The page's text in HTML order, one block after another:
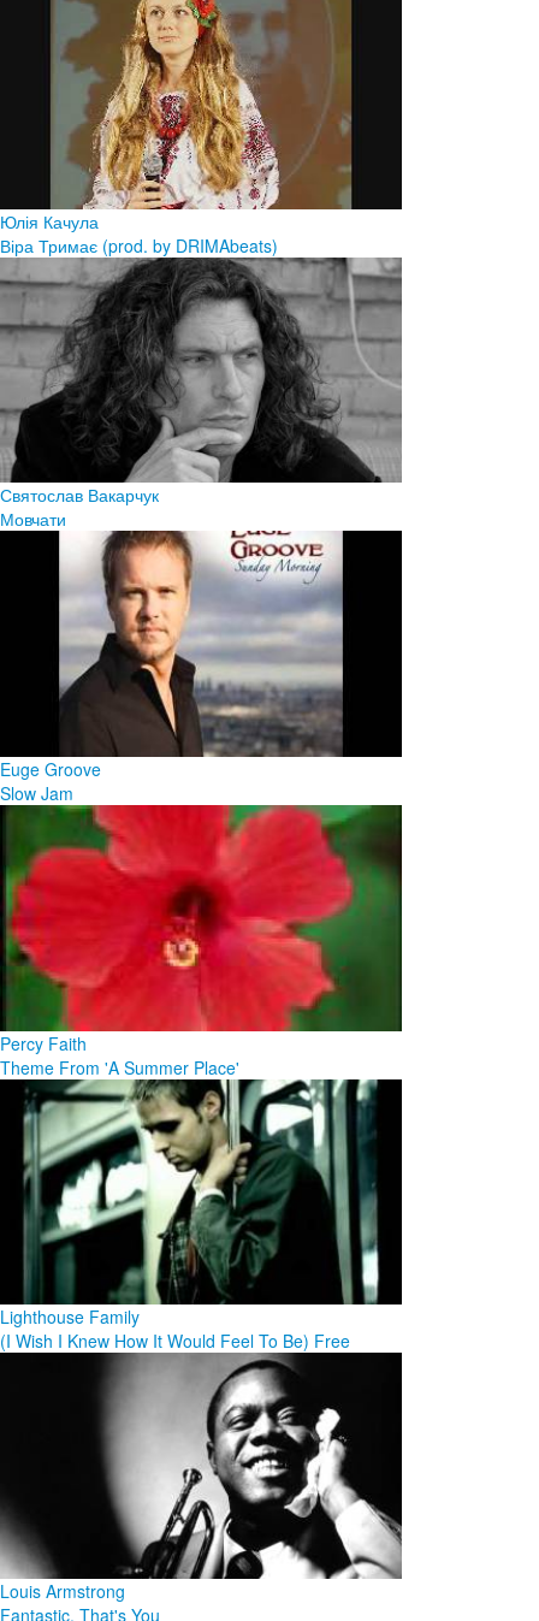
Юлія Качула
Віра Тримає (prod. by DRIMAbeats)
Святослав Вакарчук
Мовчати
Euge Groove
Slow Jam
Percy Faith
Theme From 'A Summer Place'
Lighthouse Family
(I Wish I Knew How It Would Feel To Be) Free
Louis Armstrong
Fantastic, That's You